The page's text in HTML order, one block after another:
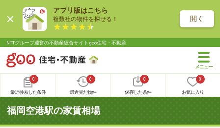
アプリ版はこちら
複数社の物件を探せる！ 開く
NTTグループ運営の不動産総合サイト goo住宅・不動産
0
最近検索した条件
0
最近見た物件
0
保存した条件
0
お気に入り
福岡空港駅の家賃相場